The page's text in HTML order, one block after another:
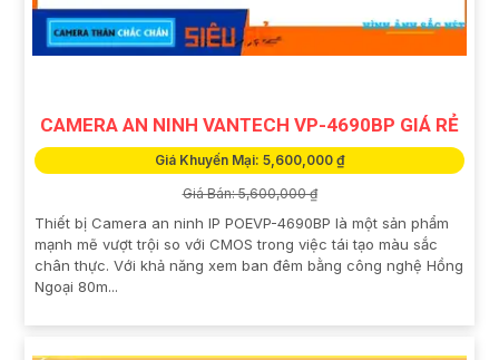
CAMERA AN NINH VANTECH VP-4690BP GIÁ RẺ
Giá Khuyến Mại: 5,600,000 ₫
Giá Bán: 5,600,000 ₫
Thiết bị Camera an ninh IP POEVP-4690BP là một sản phẩm
mạnh mẽ vượt trội so với CMOS trong việc tái tạo màu sắc
chân thực. Với khả năng xem ban đêm bằng công nghệ Hồng
Ngoại 80m...